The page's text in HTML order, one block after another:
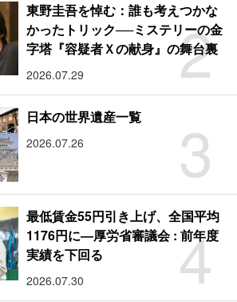
2
東野圭吾を悼む：誰も考えつかな
かったトリック──ミステリーの金
字塔『容疑者Ｘの献身』の舞台裏
2026.07.29
3
日本の世界遺産一覧
2026.07.26
4
最低賃金55円引き上げ、全国平均
1176円に―厚労省審議会 : 前年度
実績を下回る
2026.07.30